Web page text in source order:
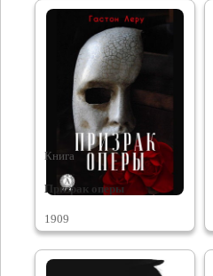
Книга
Призрак оперы
1909